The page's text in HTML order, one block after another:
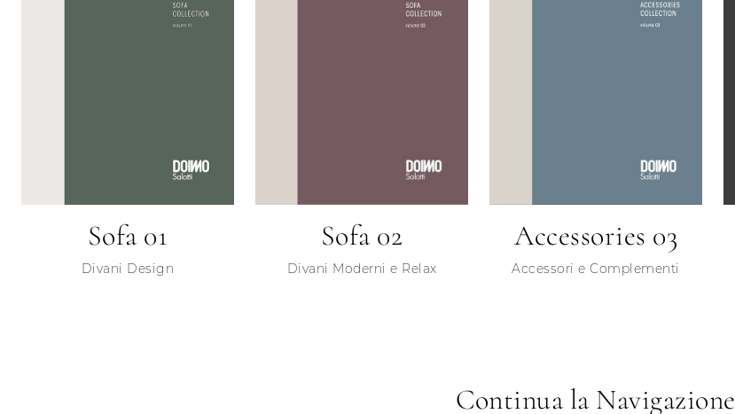
Sofa 01
Divani Design
Sofa 02
Divani Moderni e Relax
Accessories 03
Accessori e Complementi
Continua la Navigazione